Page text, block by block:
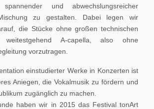
und abwechslungsreicher
zu gestalten. Dabei legen wir
die Stücke ohne großen technischen
A-capella, also ohne
vorzutragen.
einstudierter Werke in Konzerten ist
Aniegen, die Vokalmusik zu fördern und
zugänglich zu machen.
haben wir in 2015 das Festival tonArt